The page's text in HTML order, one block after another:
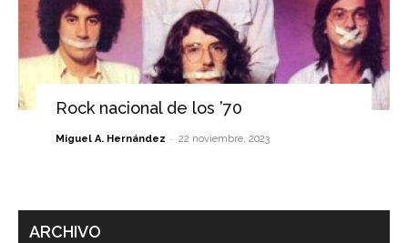
Rock nacional de los ’70
Miguel A. Hernández - 22 noviembre, 2023
ARCHIVO